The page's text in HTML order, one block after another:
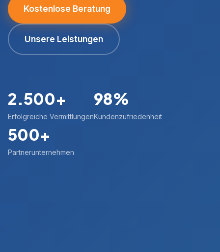
Kostenlose Beratung
Unsere Leistungen
2.500+
Erfolgreiche Vermittlungen
98%
Kundenzufriedenheit
500+
Partnerunternehmen